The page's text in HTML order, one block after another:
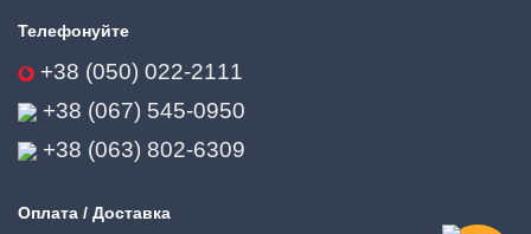
Телефонуйте
+38 (050) 022-2111
+38 (067) 545-0950
+38 (063) 802-6309
Оплата / Доставка